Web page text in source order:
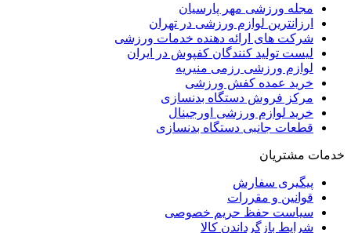
مجله ورزشی مهر پارسیان
ارزانترین لوازم ورزشی در تهران
شرکت های ارائه دهنده خدمات ورزشی
لیست تولید کنندگان کفپوش در ایران
لوازم ورزشی رزمی منیریه
خرید عمده کفش ورزشی
مرکز فروش دستگاه بدنسازی
خرید لوازم ورزشی اورجینال
قطعات جانبی دستگاه بدنسازی
خدمات مشتریان
پیگیری سفارش
قوانین و مقررات
سیاست حفظ حریم خصوصی
شرایط بازگرداندن کالا